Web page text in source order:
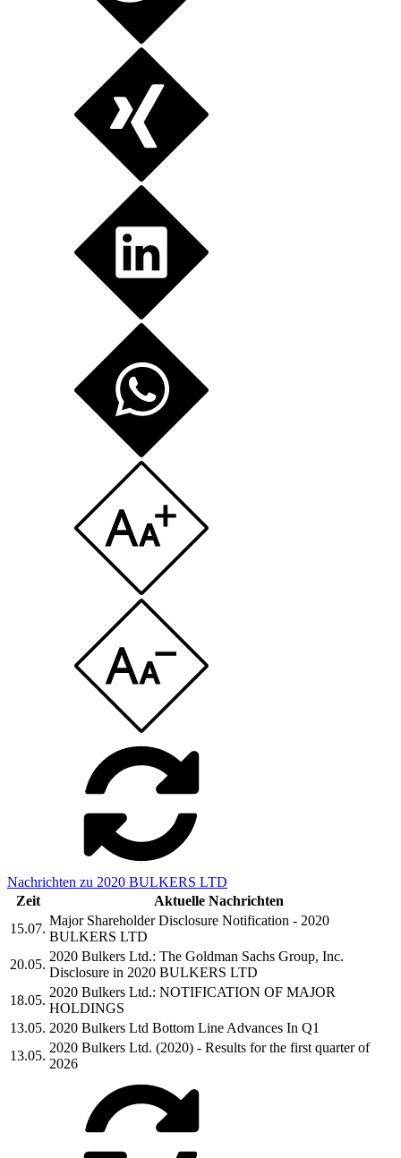
Nachrichten zu 2020 BULKERS LTD
Zeit
Aktuelle Nachrichten
15.07.
Major Shareholder Disclosure Notification - 2020
BULKERS LTD
20.05.
2020 Bulkers Ltd.: The Goldman Sachs Group, Inc.
Disclosure in 2020 BULKERS LTD
18.05.
2020 Bulkers Ltd.: NOTIFICATION OF MAJOR
HOLDINGS
13.05. 2020 Bulkers Ltd Bottom Line Advances In Q1
13.05.
2020 Bulkers Ltd. (2020) - Results for the first quarter of
2026